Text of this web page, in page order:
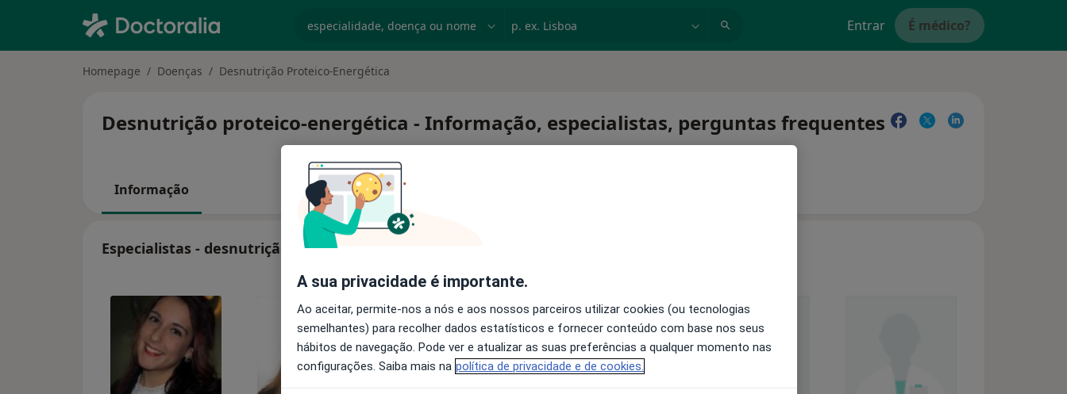
Entrar É médico?
Homepage Doenças Desnutrição Proteico-Energética
Desnutrição proteico-energética - Informação, especialistas, perguntas frequentes
Informação
Especialistas - desnutrição proteico-energética
A sua privacidade é importante.
Ao aceitar, permite-nos a nós e aos nossos parceiros utilizar cookies (ou tecnologias
semelhantes) para recolher dados estatísticos e fornecer conteúdo com base nos seus
hábitos de navegação. Pode ver e atualizar as suas preferências a qualquer momento nas
configurações. Saiba mais na política de privacidade e de cookies.